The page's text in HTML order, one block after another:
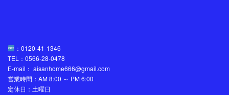
：0120-41-1346
TEL：0566-28-0478
E-mail： aisanhome666@gmail.com
営業時間：AM 8:00 ～ PM 6:00
定休日：土曜日